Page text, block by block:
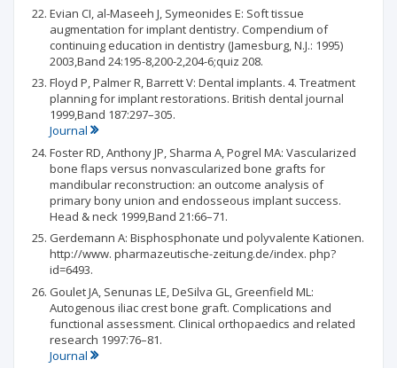
Evian CI, al-Maseeh J, Symeonides E: Soft tissue
augmentation for implant dentistry. Compendium of
continuing education in dentistry (Jamesburg, N.J.: 1995)
2003,Band 24:195-8,200-2,204-6;quiz 208.
Floyd P, Palmer R, Barrett V: Dental implants. 4. Treatment
planning for implant restorations. British dental journal
1999,Band 187:297–305.
Journal
Foster RD, Anthony JP, Sharma A, Pogrel MA: Vascularized
bone flaps versus nonvascularized bone grafts for
mandibular reconstruction: an outcome analysis of
primary bony union and endosseous implant success.
Head & neck 1999,Band 21:66–71.
Gerdemann A: Bisphosphonate und polyvalente Kationen.
http://www. pharmazeutische-zeitung.de/index. php?
id=6493.
Goulet JA, Senunas LE, DeSilva GL, Greenfield ML:
Autogenous iliac crest bone graft. Complications and
functional assessment. Clinical orthopaedics and related
research 1997:76–81.
Journal